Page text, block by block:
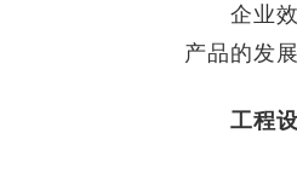
企业效
产品的发
工程